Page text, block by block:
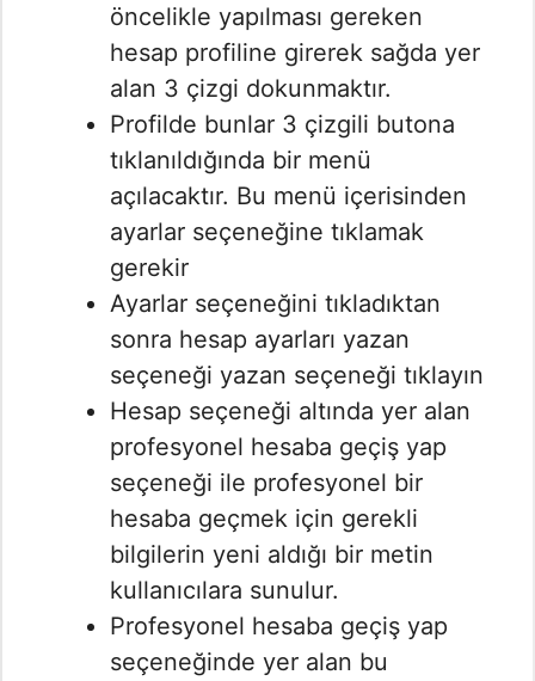
öncelikle yapılması gereken
hesap profiline girerek sağda yer
alan 3 çizgi dokunmaktır.
Profilde bunlar 3 çizgili butona
tıklanıldığında bir menü
açılacaktır. Bu menü içerisinden
ayarlar seçeneğine tıklamak
gerekir
Ayarlar seçeneğini tıkladıktan
sonra hesap ayarları yazan
seçeneği yazan seçeneği tıklayın
Hesap seçeneği altında yer alan
profesyonel hesaba geçiş yap
seçeneği ile profesyonel bir
hesaba geçmek için gerekli
bilgilerin yeni aldığı bir metin
kullanıcılara sunulur.
Profesyonel hesaba geçiş yap
seçeneğinde yer alan bu